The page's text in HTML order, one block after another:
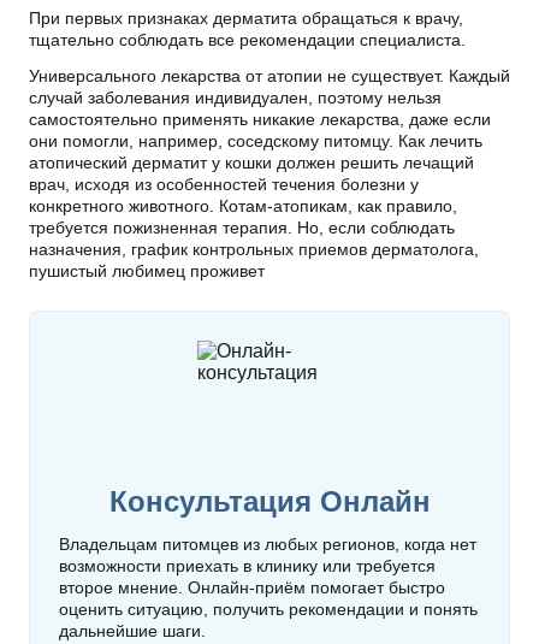
При первых признаках дерматита обращаться к врачу,
тщательно соблюдать все рекомендации специалиста.
Универсального лекарства от атопии не существует. Каждый
случай заболевания индивидуален, поэтому нельзя
самостоятельно применять никакие лекарства, даже если
они помогли, например, соседскому питомцу. Как лечить
атопический дерматит у кошки должен решить лечащий
врач, исходя из особенностей течения болезни у
конкретного животного. Котам-атопикам, как правило,
требуется пожизненная терапия. Но, если соблюдать
назначения, график контрольных приемов дерматолога,
пушистый любимец проживет
Консультация Онлайн
Владельцам питомцев из любых регионов, когда нет
возможности приехать в клинику или требуется
второе мнение. Онлайн‑приём помогает быстро
оценить ситуацию, получить рекомендации и понять
дальнейшие шаги.